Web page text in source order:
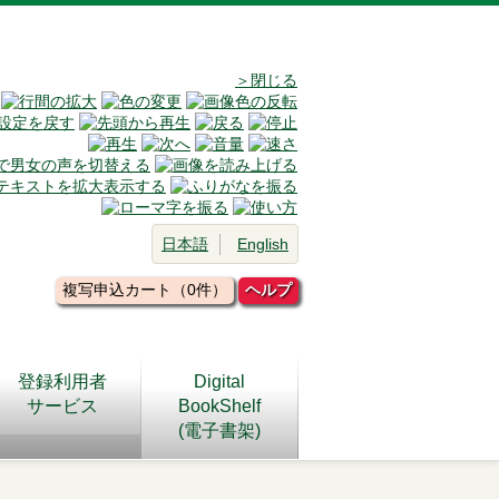
＞閉じる
日本語 English
複写申込カート（0件） ヘルプ
登録利用者
サービス
Digital
BookShelf
(電子書架)